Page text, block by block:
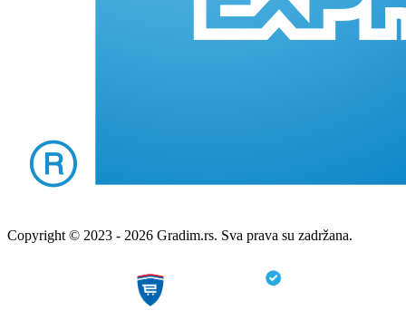
Copyright © 2023 - 2026 Gradim.rs. Sva prava su zadržana.